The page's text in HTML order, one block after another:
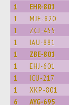
1 EHR-801
1 MJE-820
1 ZCJ-455
1 IAU-881
1 ZBE-801
1 EHJ-601
1 ICU-217
1 XKP-801
6 AYG-695